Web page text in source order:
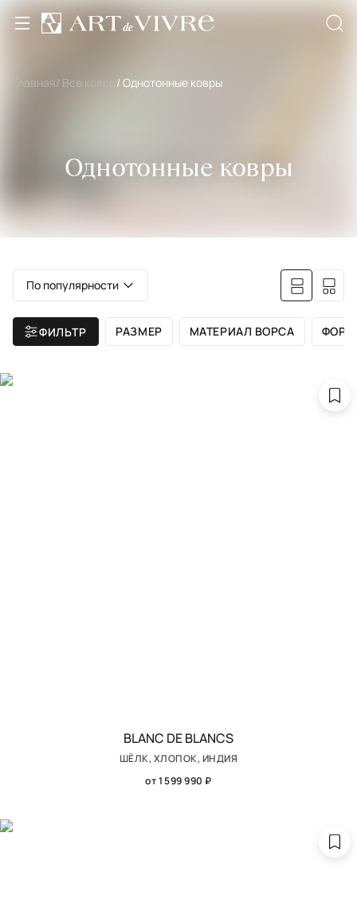
Главная/ Все ковры / Однотонные ковры
Однотонные ковры
По популярности
ФИЛЬТР РАЗМЕР МАТЕРИАЛ ВОРСА
BLANC DE BLANCS
ШЁЛК, ХЛОПОК, ИНДИЯ
от 1 599 990 ₽